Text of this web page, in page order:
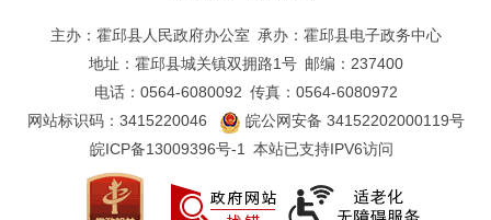
主办：霍邱县人民政府办公室 承办：霍邱县电子政务中心
地址：霍邱县城关镇双拥路1号 邮编：237400
电话：0564-6080092 传真：0564-6080972
网站标识码：3415220046
皖公网安备 34152202000119号
皖ICP备13009396号-1 本站已支持IPV6访问